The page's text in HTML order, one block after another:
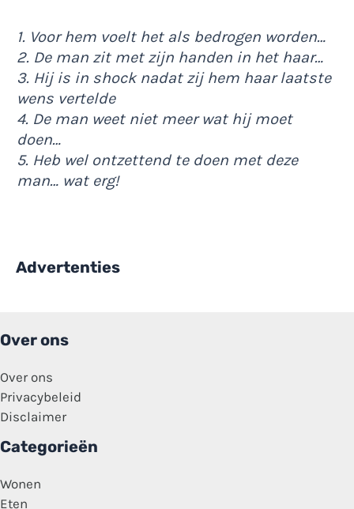
1. Voor hem voelt het als bedrogen worden…
2. De man zit met zijn handen in het haar…
3. Hij is in shock nadat zij hem haar laatste
wens vertelde
4. De man weet niet meer wat hij moet
doen…
5. Heb wel ontzettend te doen met deze
man… wat erg!
Advertenties
Over ons
Over ons
Privacybeleid
Disclaimer
Categorieën
Wonen
Eten